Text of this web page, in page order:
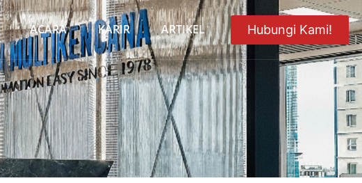
ACARA KARIR ARTIKEL Hubungi Kami!